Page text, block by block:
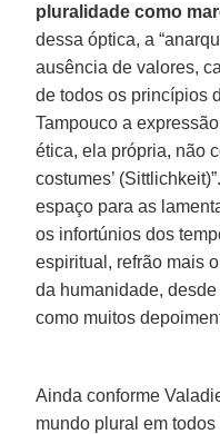
pluralidade como
dessa óptica, a
ausência de valores,
de todos os princípios
Tampouco a
ética, ela própria, não
costumes’
espaço para as
os infortúnios dos
espiritual, refrão mais
da humanidade,
como muitos
Ainda conforme
mundo plural em